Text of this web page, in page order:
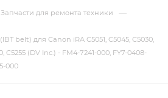
Запчасти для ремонта техники —
belt) для Canon iRA C5051, C5045, C5030,
C5255 (DV Inc.) - FM4-7241-000, FY7-0408-
000